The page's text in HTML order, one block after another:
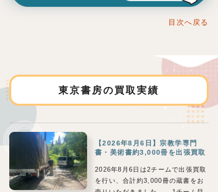
目次へ戻る
東京書房の買取実績
【2026年8月6日】宗教学専門
書・美術書約3,000冊を出張買取
2026年8月6日は2チームで出張買取
を行い、合計約3,000冊の蔵書をお